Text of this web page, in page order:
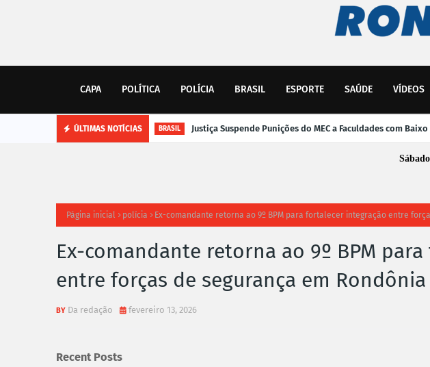
CAPA POLÍTICA POLÍCIA BRASIL ESPORTE SAÚDE VÍDEOS
ÚLTIMAS NOTÍCIAS BRASIL Justiça Suspende Punições do MEC a Faculdades com
Página inicial polícia Ex-comandante retorna ao 9º BPM para fortalecer integração entre
Ex-comandante retorna ao 9º BPM
entre forças de segurança em Rondônia
Da redação fevereiro 13, 2026
Recent Posts